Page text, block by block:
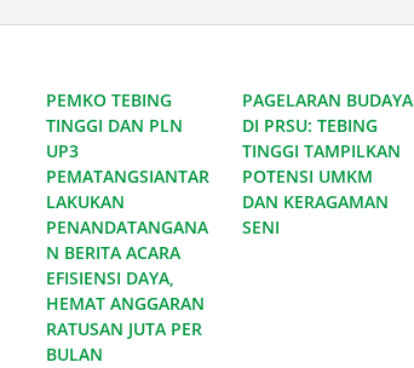
PEMKO TEBING
TINGGI DAN PLN
UP3
PEMATANGSIANTAR
LAKUKAN
PENANDATANGANA
N BERITA ACARA
EFISIENSI DAYA,
HEMAT ANGGARAN
RATUSAN JUTA PER
BULAN
PAGELARAN BUDAYA
DI PRSU: TEBING
TINGGI TAMPILKAN
POTENSI UMKM
DAN KERAGAMAN
SENI